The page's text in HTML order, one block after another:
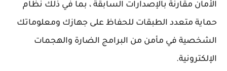
الأمان مقارنة بالإصدارات السابقة ، بما في ذلك نظام
حماية متعدد الطبقات للحفاظ على جهازك ومعلوماتك
الشخصية في مأمن من البرامج الضارة والهجمات
الإلكترونية.